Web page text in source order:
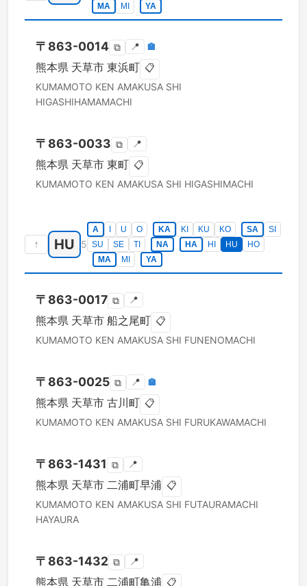
MA
MI YA
〒 863-0014 ⧉ 📍 🏣
熊本県 天草市 東浜町 📋
KUMAMOTO KEN AMAKUSA SHI
HIGASHIHAMAMACHI
〒 863-0033 ⧉ 📍
熊本県 天草市 東町 📋
KUMAMOTO KEN AMAKUSA SHI HIGASHIMACHI
↑ HU 5
A U O KA KI KU KO SA
SI
SU
SE TI NA HA HI HU
HO
MA
MI YA
〒 863-0017 ⧉ 📍
熊本県 天草市 船之尾町 📋
KUMAMOTO KEN AMAKUSA SHI FUNENOMACHI
〒 863-0025 ⧉ 📍 🏣
熊本県 天草市 古川町 📋
KUMAMOTO KEN AMAKUSA SHI FURUKAWAMACHI
〒 863-1431 ⧉ 📍
熊本県 天草市 二浦町早浦 📋
KUMAMOTO KEN AMAKUSA SHI FUTAURAMACHI
HAYAURA
〒 863-1432 ⧉ 📍
熊本県 天草市 二浦町亀浦 📋